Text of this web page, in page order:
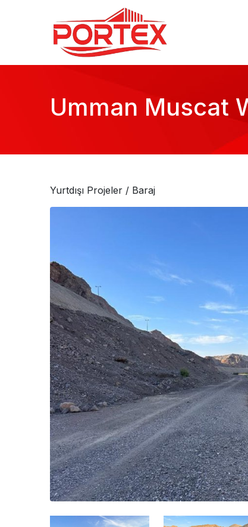
Umman Muscat
Yurtdışı Projeler / Baraj